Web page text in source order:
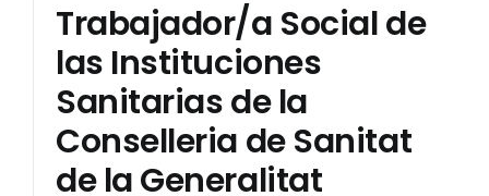
EDITORIALES
CATÁLOGOS
Trabajador/a Social de
las Instituciones
Sanitarias de la
Conselleria de Sanitat
de la Generalitat